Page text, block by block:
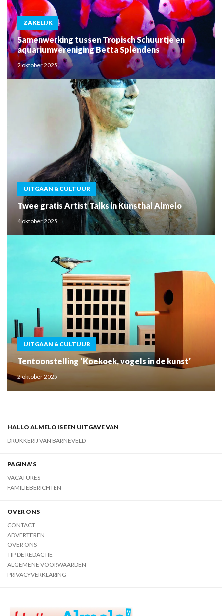
ZAKELIJK
Samenwerking tussen Tropisch Schuurtje en
aquariumvereniging Betta Splendens
2 oktober 2025
UITGAAN & CULTUUR
Twee gratis Artist Talks in Kunsthal Almelo
4 oktober 2025
UITGAAN & CULTUUR
Tentoonstelling ‘Koekoek, vogels in de kunst’
2 oktober 2025
HALLO ALMELO IS EEN UITGAVE VAN
DRUKKERIJ VAN BARNEVELD
PAGINA'S
VACATURES
FAMILIEBERICHTEN
OVER ONS
CONTACT
ADVERTEREN
OVER ONS
TIP DE REDACTIE
ALGEMENE VOORWAARDEN
PRIVACYVERKLARING